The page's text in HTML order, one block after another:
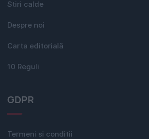
Stiri calde
Despre noi
Carta editorială
10 Reguli
GDPR
Termeni si conditii